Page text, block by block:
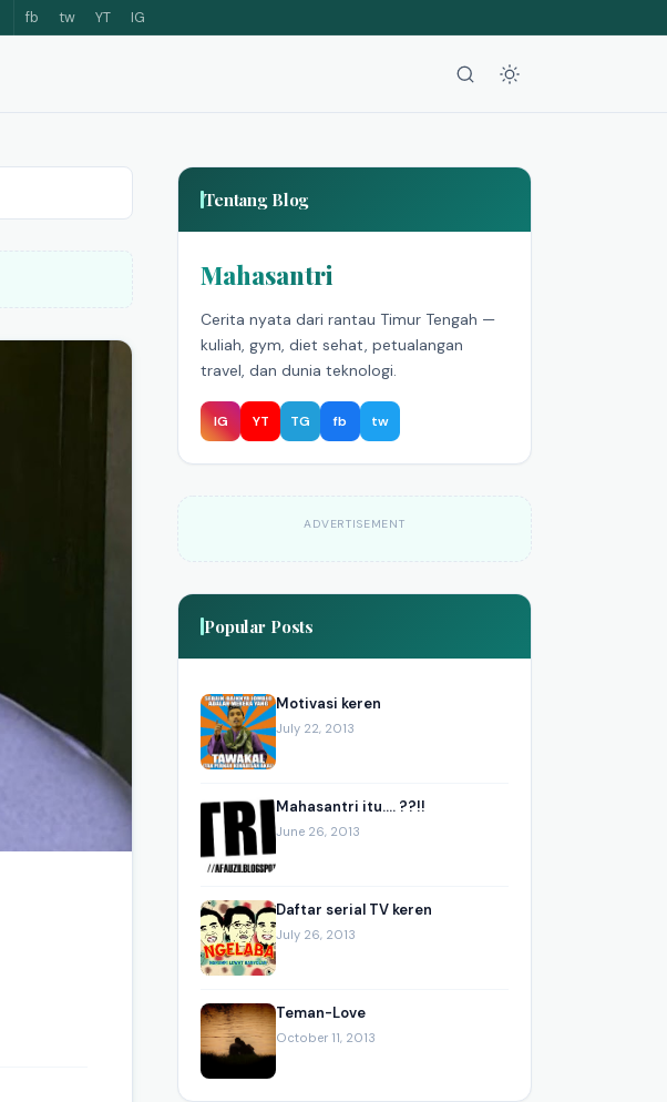
fb tw YT IG
Tentang Blog
Mahasantri
Cerita nyata dari rantau Timur Tengah —
kuliah, gym, diet sehat, petualangan
travel, dan dunia teknologi.
IG YT TG fb tw
ADVERTISEMENT
Popular Posts
Motivasi keren
July 22, 2013
Mahasantri itu.... ??!!
June 26, 2013
Daftar serial TV keren
July 26, 2013
Teman-Love
October 11, 2013